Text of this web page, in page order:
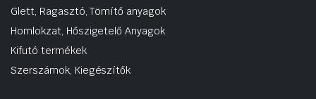
Glett, Ragasztó, Tömítő anyagok
Homlokzat, Hőszigetelő Anyagok
Kifutó termékek
Szerszámok, Kiegészítők